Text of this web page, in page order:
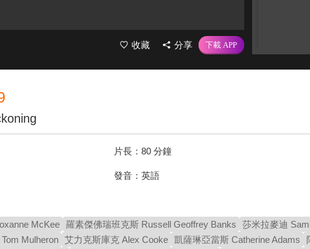
收藏 分享
瞞天機密
片長： 80 分鐘
發音： 英語
McKee 羅素傑佛瑞班克斯 Russell Geoffrey Banks 莎米拉麥迪
Mulheron 艾力克斯庫克 Alex Cooke 凱薩琳亞當斯 Catherine Adams